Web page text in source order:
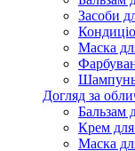
Засоби
Маска
Догляд за
Бальзам
Крем
Маска